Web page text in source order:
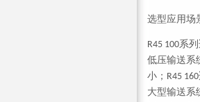
选型应用场
R45 100系
低压输送系
小； R45 160
大型输送系